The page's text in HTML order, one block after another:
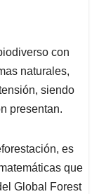
con
naturales,
siendo
presentan.
es
que
Global Forest